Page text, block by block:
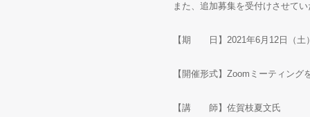
また、追加募集を受付けさせて
【期 日】2021年6月12日（土
【開催形式】Zoomミーティン
【講 師】佐賀枝夏文氏